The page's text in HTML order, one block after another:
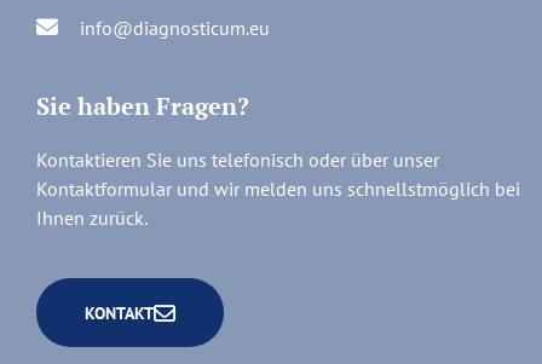
info@diagnosticum.eu
Sie haben Fragen?
Kontaktieren Sie uns telefonisch oder über unser
Kontaktformular und wir melden uns schnellstmöglich bei
Ihnen zurück.
KONTAKT